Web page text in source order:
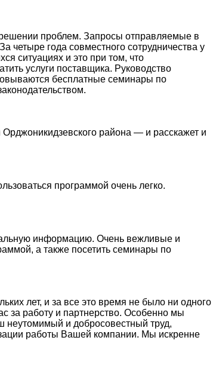
проблем. Запросы отправляемые в
четыре года совместного сотрудничества у
ситуациях и это при том, что
услуги поставщика. Руководство
бесплатные семинары по
района — и расскажет и
программой очень легко.
информацию. Очень вежливые и
а также посетить семинары по
лет, и за все это время не было ни одного
за работу и партнерство. Особенно мы
неутомимый и добросовестный труд,
работы Вашей компании. Мы искренне